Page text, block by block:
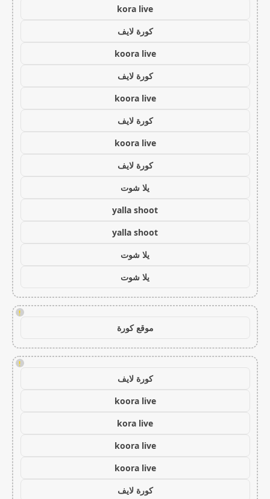
kora live
كورة لايف
koora live
كورة لايف
koora live
كورة لايف
koora live
كورة لايف
يلا شوت
yalla shoot
yalla shoot
يلا شوت
يلا شوت
!
موقع كورة
!
كورة لايف
koora live
kora live
koora live
koora live
كورة لايف